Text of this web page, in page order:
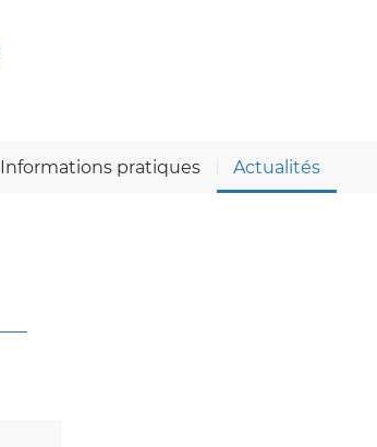
Informations pratiques Actualités